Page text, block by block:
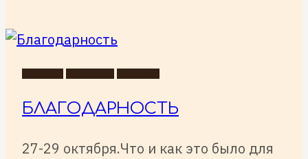
«КРЫЛАТЫЙ
БАРС»
БЛАГОДАРНОСТЬ
27-29 октября.Что и как это было для